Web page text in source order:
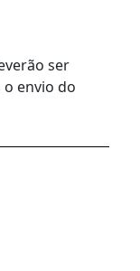
ser
o envio do